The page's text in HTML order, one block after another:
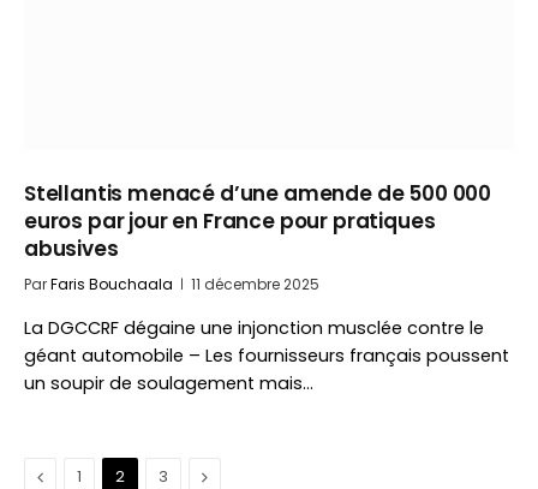
Stellantis menacé d’une amende de 500 000
euros par jour en France pour pratiques
abusives
ParFaris Bouchaala 11 décembre 2025
La DGCCRF dégaine une injonction musclée contre le
géant automobile – Les fournisseurs français poussent
un soupir de soulagement mais…
Précédent
1 2 3 Suivant